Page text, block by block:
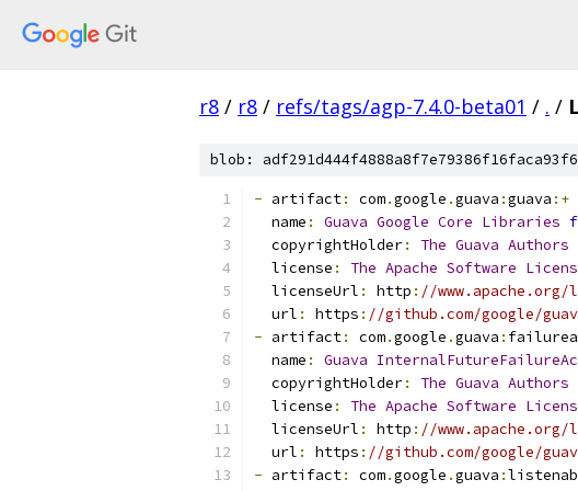
r8 / r8 / refs/tags/agp-7.4.0-beta01 / . /
blob:
- artifact: com.google .guava :guava :+
  name
: Guava Google Core Libraries
  copyrightHolder
: The Guava Authors
  license
: The Apache Software
  licenseUrl
: http : //
  url
: https : //github.com/google/
- artifact: com.google .guava :
  name
: Guava
  copyrightHolder
: The Guava Authors
  license
: The Apache Software
  licenseUrl
: http : //
  url
: https : //github.com/google/
- artifact: com.google .guava :